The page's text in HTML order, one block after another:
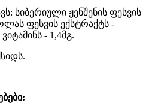
სიბერიული ჟენშენის ფესვის
ფესვის ექსტრაქტს -
- 1,4მგ.